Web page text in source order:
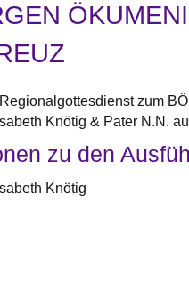
zum
Knötig & Pater N.N.
zu den
Knötig